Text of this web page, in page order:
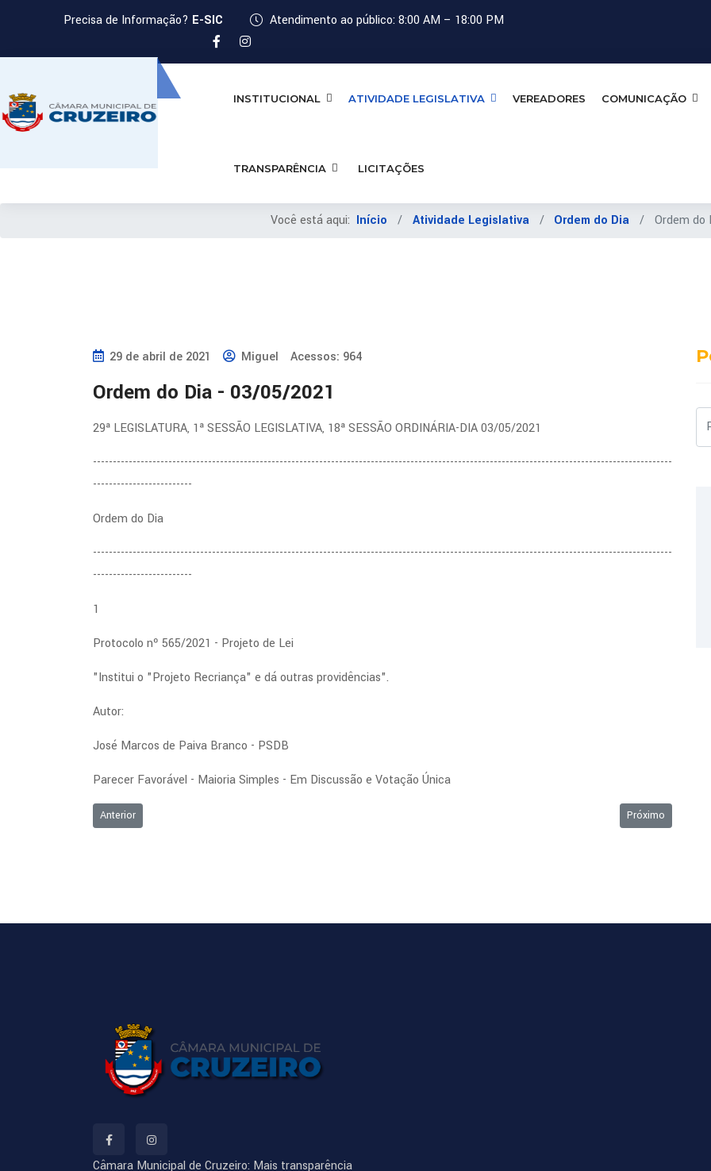
Precisa de Informação? E-SIC Atendimento ao público: 8:00 AM – 18:00 PM
INSTITUCIONAL ATIVIDADE LEGISLATIVA VEREADORES COMUNICAÇÃO
TRANSPARÊNCIA LICITAÇÕES
Você está aqui: Início Atividade Legislativa Ordem do Dia Ordem do
29 de abril de 2021 Miguel Acessos: 964
Ordem do Dia - 03/05/2021
29ª LEGISLATURA, 1ª SESSÃO LEGISLATIVA, 18ª SESSÃO ORDINÁRIA-DIA 03/05/2021
--------------------------------------------------------------------------------------------------------------------------------------------------
-------------------------
Ordem do Dia
--------------------------------------------------------------------------------------------------------------------------------------------------
-------------------------
1
Protocolo nº 565/2021 - Projeto de Lei
"Institui o "Projeto Recriança" e dá outras providências".
Autor:
José Marcos de Paiva Branco - PSDB
Parecer Favorável - Maioria Simples - Em Discussão e Votação Única
Artigo anterior: Ordem do Dia - 10/05/2021
Anterior Próximo artigo:
Próximo
Câmara Municipal de Cruzeiro: Mais transparência